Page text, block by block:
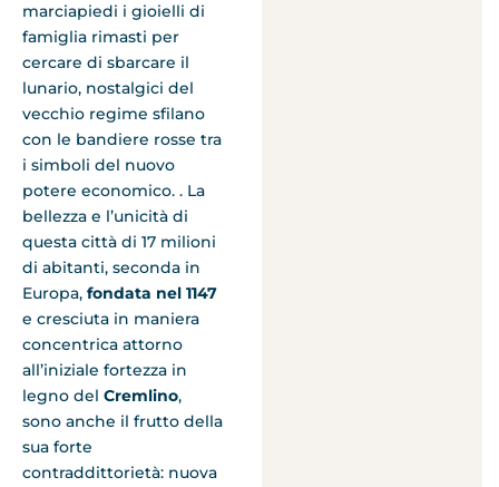
marciapiedi i gioielli di
famiglia rimasti per
cercare di sbarcare il
lunario, nostalgici del
vecchio regime sfilano
con le bandiere rosse tra
i simboli del nuovo
potere economico. . La
bellezza e l’unicità di
questa città di 17 milioni
di abitanti, seconda in
Europa, fondata nel 1147
e cresciuta in maniera
concentrica attorno
all’iniziale fortezza in
legno del Cremlino,
sono anche il frutto della
sua forte
contraddittorietà: nuova